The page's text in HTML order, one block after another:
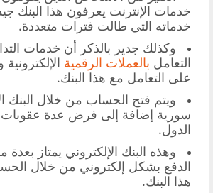
خدمات الإنترنت يعرفون هذا البنك
خدماته التي طالت فترات متعددة.
وكذلك جدير بالذكر أن خدمات
التعامل بالعملات الرقمية
على التعامل مع هذا البنك.
ويتم فتح الحساب من خلال البنك
سورية إضافة إلى فرض عدة عقوبات
الدول.
وهذه البنك الإلكتروني يمتاز بعدة
الدفع بشكل إلكتروني من خلال
هذا البنك.